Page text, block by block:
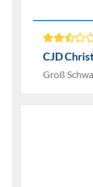
CJD
Groß